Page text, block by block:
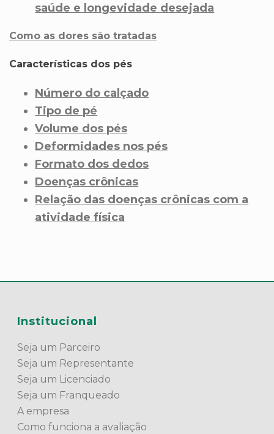
saúde e longevidade desejada
Como as dores são tratadas
Características dos pés
Número do calçado
Tipo de pé
Volume dos pés
Deformidades nos pés
Formato dos dedos
Doenças crônicas
Relação das doenças crônicas com a
atividade física
Institucional
Seja um Parceiro
Seja um Representante
Seja um Licenciado
Seja um Franqueado
A empresa
Como funciona a avaliação